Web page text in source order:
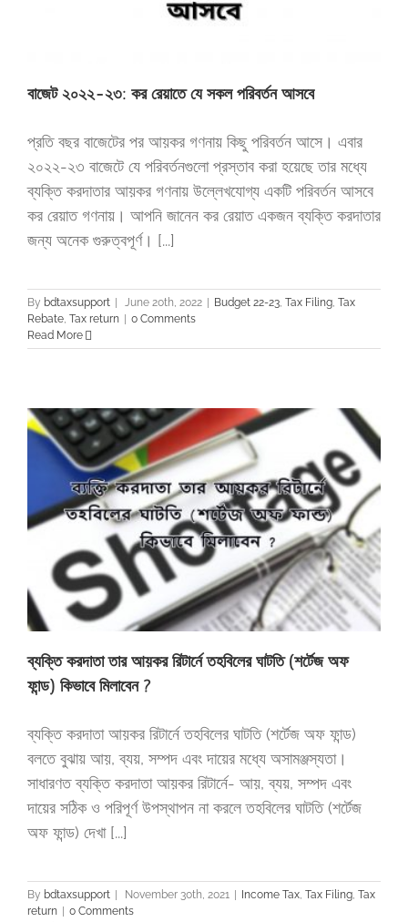
বাজেট ২০২২-২৩: কর রেয়াতে যে সকল পরিবর্তন আসবে
প্রতি বছর বাজেটের পর আয়কর গণনায় কিছু পরিবর্তন আসে। এবার
২০২২-২৩ বাজেটে যে পরিবর্তনগুলো প্রস্তাব করা হয়েছে তার মধ্যে
ব্যক্তি করদাতার আয়কর গণনায় উল্লেখযোগ্য একটি পরিবর্তন আসবে
কর রেয়াত গণনায়। আপনি জানেন কর রেয়াত একজন ব্যক্তি করদাতার
জন্য অনেক গুরুত্বপূর্ণ। [...]
By bdtaxsupport | June 20th, 2022 | Budget 22-23 Tax Filing Tax
Rebate Tax return | 0 Comments
Read More
ব্যক্তি করদাতা তার আয়কর রিটার্নে তহবিলের ঘাটতি (শর্টেজ অফ
ফান্ড) কিভাবে মিলাবেন ?
ব্যক্তি করদাতা আয়কর রিটার্নে তহবিলের ঘাটতি (শর্টেজ অফ ফান্ড)
বলতে বুঝায় আয়, ব্যয়, সম্পদ এবং দায়ের মধ্যে অসামঞ্জস্যতা।
সাধারণত ব্যক্তি করদাতা আয়কর রিটার্নে- আয়, ব্যয়, সম্পদ এবং
দায়ের সঠিক ও পরিপূর্ণ উপস্থাপন না করলে তহবিলের ঘাটতি (শর্টেজ
অফ ফান্ড) দেখা [...]
By bdtaxsupport | November 30th, 2021 | Income Tax Tax Filing Tax
return | 0 Comments